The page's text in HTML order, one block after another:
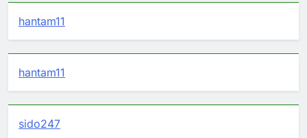
hantam11
hantam11
sido247